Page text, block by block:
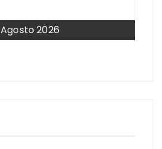
Agosto 2026